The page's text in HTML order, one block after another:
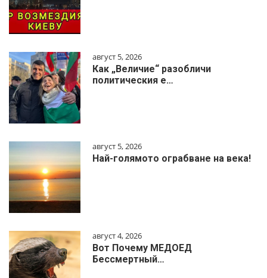
август 5, 2026
Как „Величие“ разобличи
политическия е…
август 5, 2026
Най-голямото ограбване на века!
август 4, 2026
Вот Почему МЕДОЕД
Бессмертный…